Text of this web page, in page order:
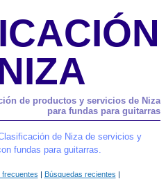
de productos y servicios de Niza
para fundas para guitarras
de Niza de servicios y
fundas para guitarras.
frecuentes | Búsquedas recientes |